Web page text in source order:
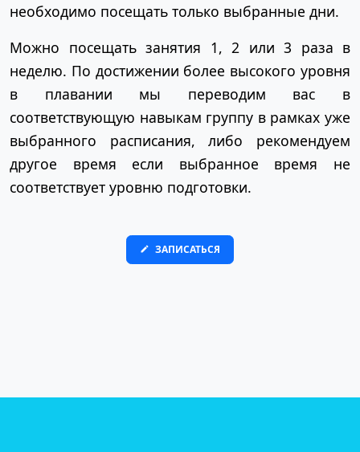
необходимо посещать только выбранные дни.
Можно посещать занятия 1, 2 или 3 раза в
неделю. По достижении более высокого уровня
в плавании мы переводим вас в
соответствующую навыкам группу в рамках уже
выбранного расписания, либо рекомендуем
другое время если выбранное время не
соответствует уровню подготовки.
ЗАПИСАТЬСЯ